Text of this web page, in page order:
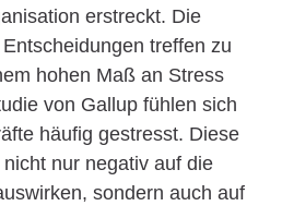
erstreckt. Die
treffen zu
hohen Maß an Stress
von Gallup fühlen sich
häufig gestresst. Diese
nur negativ auf die
sondern auch auf